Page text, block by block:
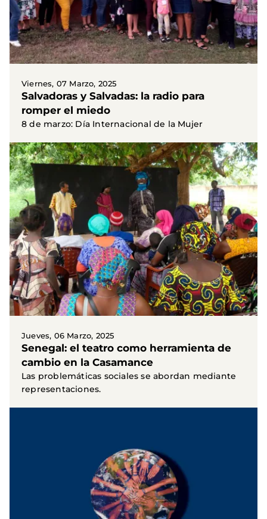
Viernes, 07 Marzo, 2025
Salvadoras y Salvadas: la radio para
romper el miedo
8 de marzo: Día Internacional de la Mujer
Jueves, 06 Marzo, 2025
Senegal: el teatro como herramienta de
cambio en la Casamance
Las problemáticas sociales se abordan mediante
representaciones.